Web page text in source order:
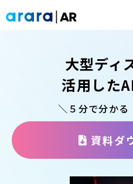
実績紹介
大型ディ
活用した
＼５分で分かる
資料ダ